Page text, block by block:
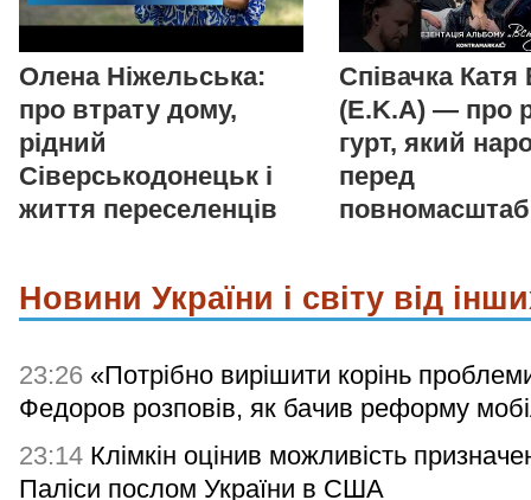
Олена Ніжельська:
про втрату дому,
рідний
Сіверськодонецьк і
життя переселенців
Співачка Катя
(E.K.A) — про
гурт, який
перед
Новини України і світу від
23:26 «Потрібно вирішити корінь
Федоров розповів, як бачив реформу
23:14 Клімкін оцінив можливість
Паліси послом України в США